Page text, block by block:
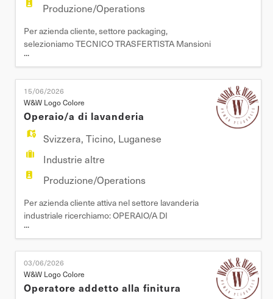
DE
ES
PT
Produzione/Operations
Per azienda cliente, settore packaging,
selezioniamo TECNICO TRASFERTISTA Mansioni
- Installazione di nuove macchine sia presso clienti
che in sede; - Tarature, debugging e
troubleshooting dell'automazione e della
meccanica; - Comunicazione, relazioni tecniche ed
interfaccia con il cliente; - Training tecnico ed
operativo presso clienti. - Manut
...
15/06/2026
W&W Logo Colore
Operaio/a di lavanderia
Svizzera,Ticino, Luganese
Industrie altre
Produzione/Operations
Per azienda cliente attiva nel settore lavanderia
industriale ricerchiamo: OPERAIO/A DI
LAVANDERIA Mansioni: - Smistamento della
biancheria - Carico e scarico della macchina -
Carico macchinari per essicatura - Carico
macchinari per stiratura - Imballaggio e stoccaggio
biancheria pulita Requisiti: - Esperienza pregressa
nella mansione - Buon
...
03/06/2026
W&W Logo Colore
Operatore addetto alla finitura